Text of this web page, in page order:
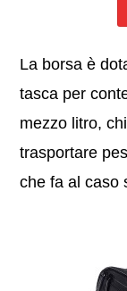
La borsa è
tasca per
mezzo litro,
trasportare
che fa al caso